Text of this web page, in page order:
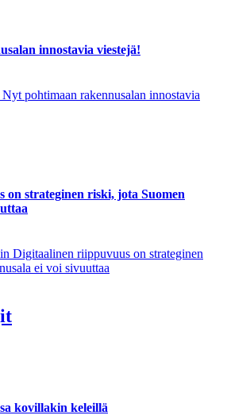
innostavia viestejä!
pohtimaan rakennusalan innostavia
strateginen riski, jota Suomen
Digitaalinen riippuvuus on strateginen
ei voi sivuuttaa
kovillakin keleillä